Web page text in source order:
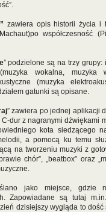
zawiera opis historii życia i
współczesność
” podzielone są na trzy
wokalna,
(muzyka
gatunki są opisane.
” zawiera po jednej aplikacji
dur z nagranymi dźwiękami
kota siedzącego
a pomocą ku temu
na tworzeniu muzyki z
chór”, „beatbox” oraz
jako miejsce, gdzie
Zapowiadane są tutaj
dzisiejszy wygląda to